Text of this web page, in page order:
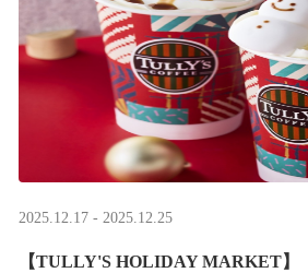
2025.12.17 - 2025.12.25
【TULLY'S HOLIDAY MARKET】